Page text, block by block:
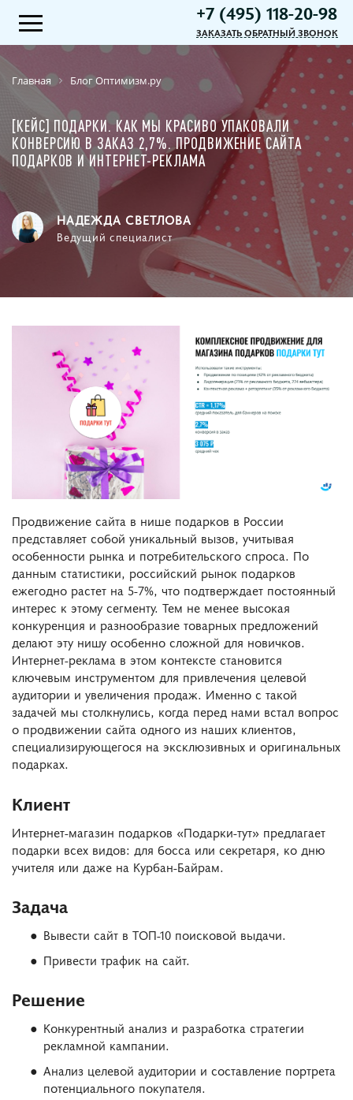
+7 (495) 118-20-98
ЗАКАЗАТЬ ОБРАТНЫЙ ЗВОНОК
Главная Блог Оптимизм.ру
[КЕЙС] ПОДАРКИ. КАК МЫ КРАСИВО УПАКОВАЛИ
КОНВЕРСИЮ В ЗАКАЗ 2,7%. ПРОДВИЖЕНИЕ САЙТА
ПОДАРКОВ И ИНТЕРНЕТ-РЕКЛАМА
НАДЕЖДА СВЕТЛОВА
Ведущий специалист
Продвижение сайта в нише подарков в России
представляет собой уникальный вызов, учитывая
особенности рынка и потребительского спроса. По
данным статистики, российский рынок подарков
ежегодно растет на 5-7%, что подтверждает постоянный
интерес к этому сегменту. Тем не менее высокая
конкуренция и разнообразие товарных предложений
делают эту нишу особенно сложной для новичков.
Интернет-реклама в этом контексте становится
ключевым инструментом для привлечения целевой
аудитории и увеличения продаж. Именно с такой
задачей мы столкнулись, когда перед нами встал вопрос
о продвижении сайта одного из наших клиентов,
специализирующегося на эксклюзивных и оригинальных
подарках.
Клиент
Интернет-магазин подарков «Подарки-тут» предлагает
подарки всех видов: для босса или секретаря, ко дню
учителя или даже на Курбан-Байрам.
Задача
Вывести сайт в ТОП-10 поисковой выдачи.
Привести трафик на сайт.
Решение
Конкурентный анализ и разработка стратегии
рекламной кампании.
Анализ целевой аудитории и составление портрета
потенциального покупателя.